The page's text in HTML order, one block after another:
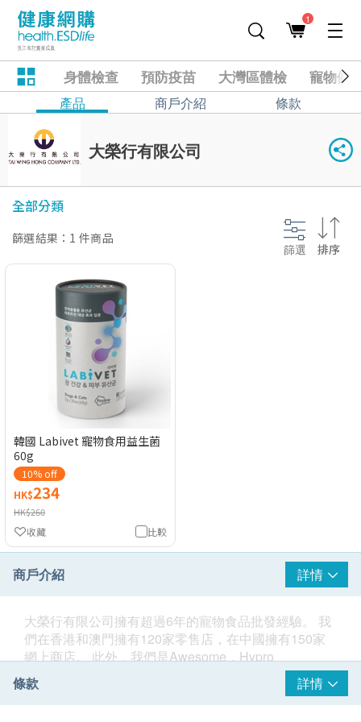
1
身體檢查 預防疫苗 大灣區體檢 寵物健
產品 商戶介紹 條款
大榮行有限公司
全部分類
篩選結果：1 件商品
篩選 排序
韓國 Labivet 寵物食用益生菌
60g
10% off
HK$234
HK$260
比較
收藏
商戶介紹 詳情
大榮行有限公司擁有超過6年的寵物食品批發經驗。 我
們在香港和澳門擁有120家零售店，在中國擁有150家
網上商店。 此外，我們是Awesome，Hypro
Premium，Labivet等其他品牌的獨家代理商。
條款 詳情